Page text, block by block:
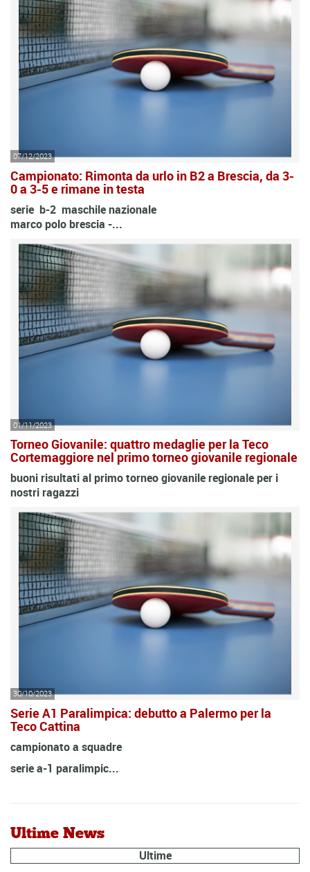
07/12/2023
Campionato: Rimonta da urlo in B2 a Brescia, da 3-
0 a 3-5 e rimane in testa
serie b-2 maschile nazionale
marco polo brescia -...
01/11/2023
Torneo Giovanile: quattro medaglie per la Teco
Cortemaggiore nel primo torneo giovanile regionale
buoni risultati al primo torneo giovanile regionale per i
nostri ragazzi
30/10/2023
Serie A1 Paralimpica: debutto a Palermo per la
Teco Cattina
campionato a squadre
serie a-1 paralimpic...
Ultime News
Ultime